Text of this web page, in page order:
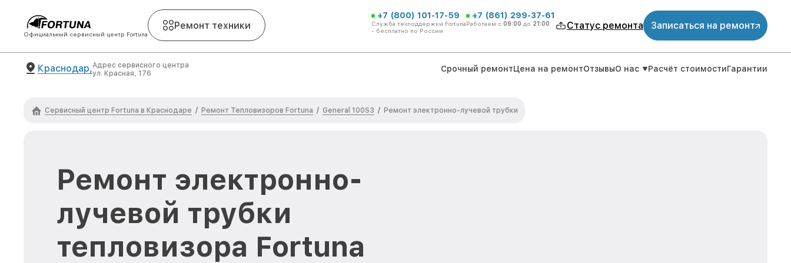
Официальный сервисный центр Fortuna
Ремонт техники
+7 (800) 101-17-59
Служба техподдержки Fortuna
- бесплатно по России
+7 (861) 299-37-61
Работаем с 09:00 до 21:00 Статус ремонта Записаться на ремонт
Краснодар,Адрес сервисного центра
ул. Красная, 176
Срочный ремонтЦена на ремонтОтзывыО нас Расчёт стоимостиГарантии
Сервисный центр Fortuna в Краснодаре / Ремонт Тепловизоров Fortuna / General 100S3 / Ремонт электронно-лучевой трубки
Ремонт электронно-
лучевой трубки
тепловизора Fortuna